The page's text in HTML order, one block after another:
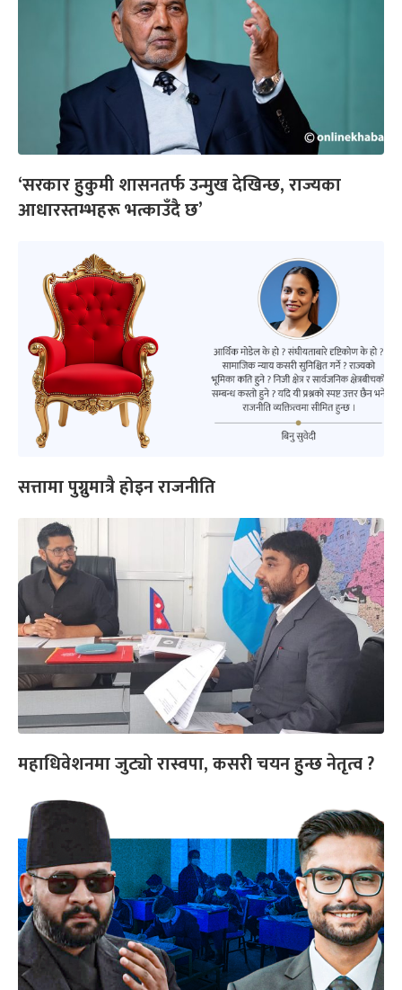
‘सरकार हुकुमी शासनतर्फ उन्मुख देखिन्छ, राज्यका
आधारस्तम्भहरू भत्काउँदै छ’
सत्तामा पुग्नुमात्रै होइन राजनीति
महाधिवेशनमा जुट्यो रास्वपा, कसरी चयन हुन्छ नेतृत्व ?